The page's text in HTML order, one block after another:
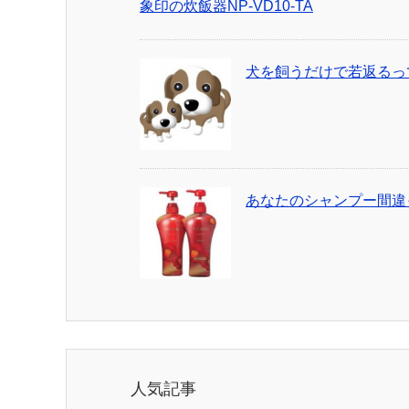
象印の炊飯器NP-VD10-TA
犬を飼うだけで若返るっ
あなたのシャンプー間違
人気記事